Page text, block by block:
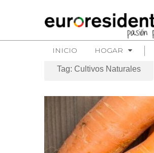
INICIO HOGAR
Tag: Cultivos Naturales